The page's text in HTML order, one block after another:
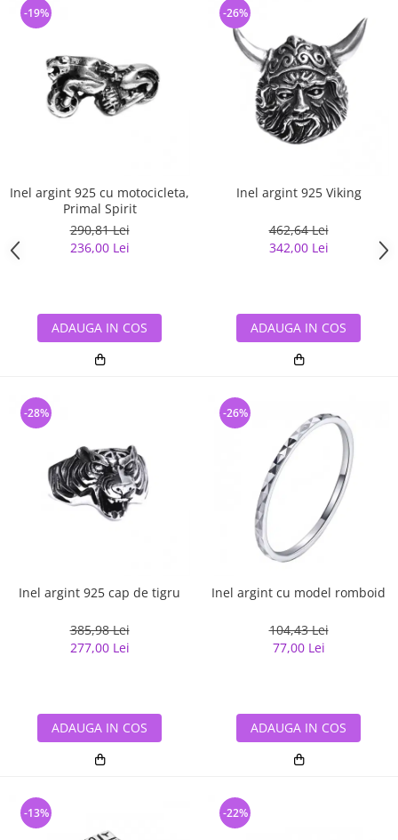
Inel argint 925 cu motocicleta,
Primal Spirit
290,81 Lei
236,00 Lei
-19%
ADAUGA IN COS
Inel argint 925 Viking
462,64 Lei
342,00 Lei
-26%
ADAUGA IN COS
Inel argint 925 cap de tigru
385,98 Lei
277,00 Lei
-28%
ADAUGA IN COS
Inel argint cu model romboid
104,43 Lei
77,00 Lei
-26%
ADAUGA IN COS
-13% -22%